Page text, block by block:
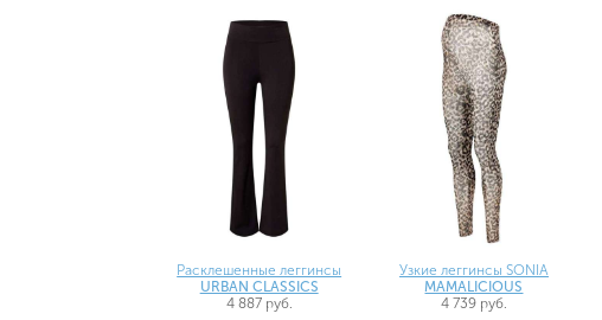
Расклешенные леггинсы
URBAN CLASSICS
4 887 руб.
Узкие леггинсы SONIA
MAMALICIOUS
4 739 руб.